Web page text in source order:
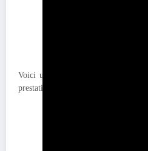
Voici un aperçu des
prestations incluses :